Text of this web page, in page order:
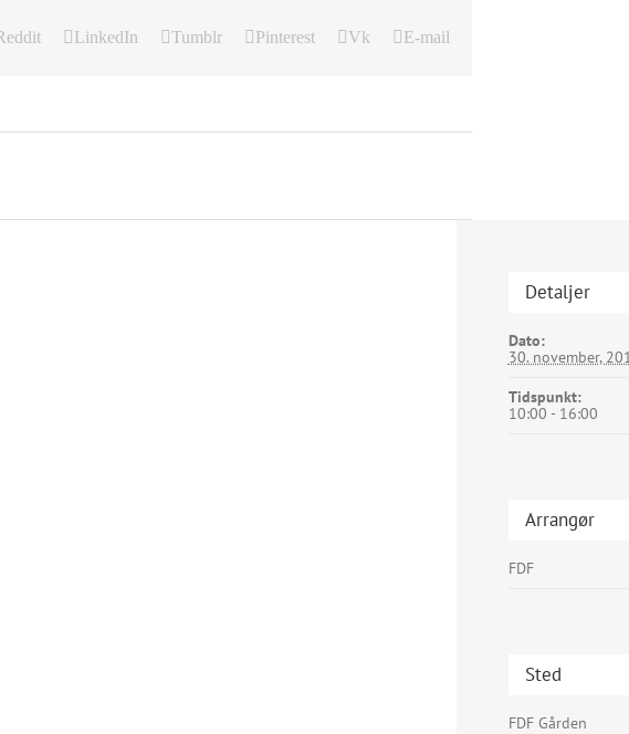
LinkedIn Tumblr Pinterest Vk E-mail
Detaljer
Dato:
30. november,
Tidspunkt:
10:00 - 16:00
Arrangør
FDF
Sted
FDF Gården